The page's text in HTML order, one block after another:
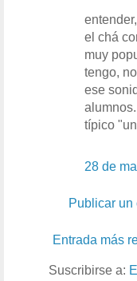
el chá
muy
tengo,
ese
típico
28 de
Publicar un
Entrada más
Suscribirse a: